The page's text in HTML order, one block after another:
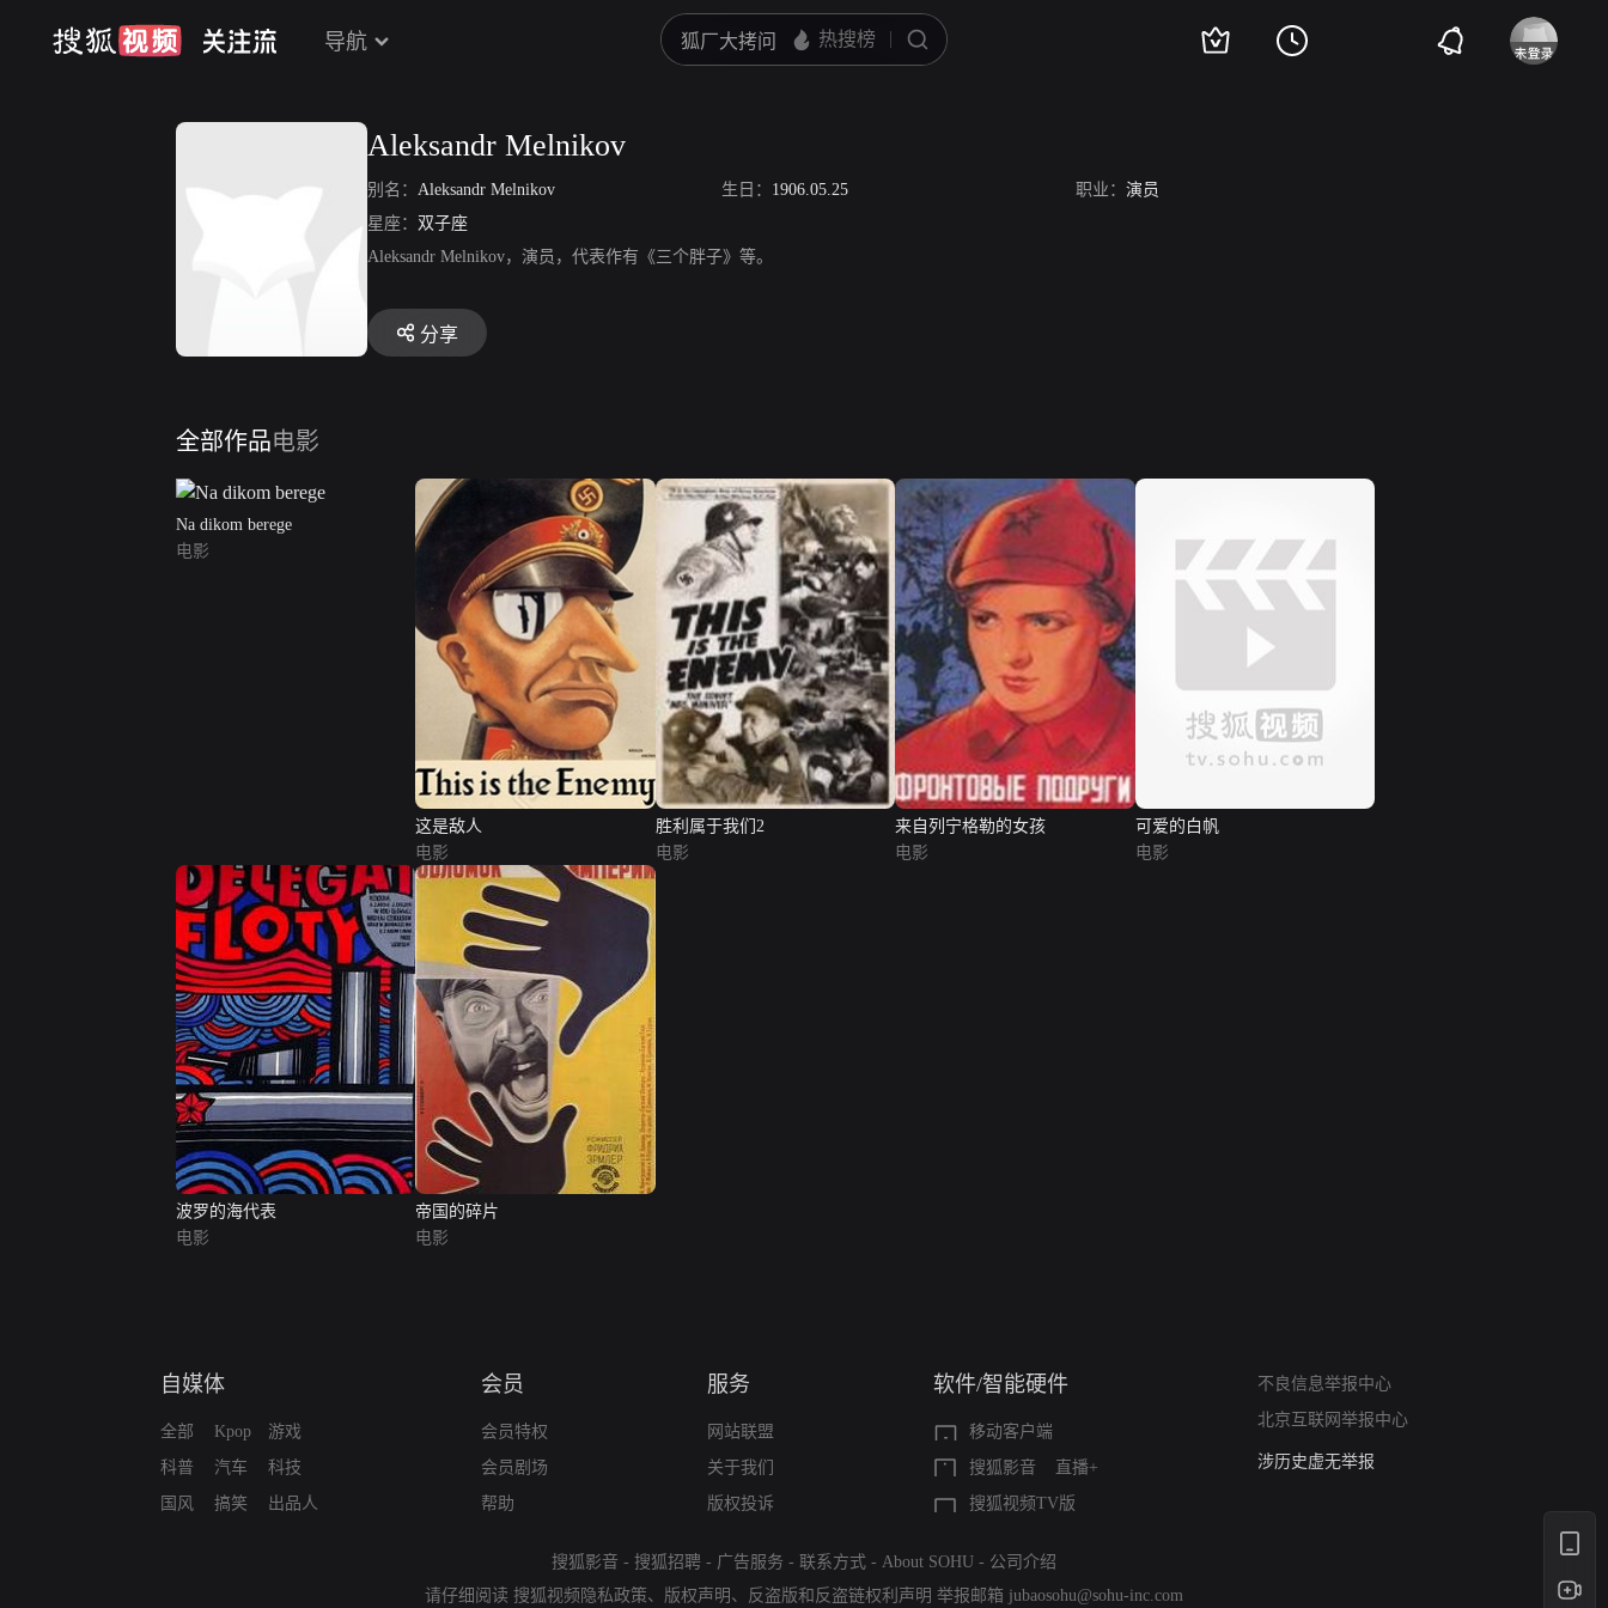
导航
Aleksandr Melnikov
别名： Aleksandr Melnikov 生日： 1906.05.25 职业： 演员
星座： 双子座
Aleksandr Melnikov，演员，代表作有《三个胖子》等。
分享
全部作品电影
Na dikom berege
电影
这是敌人
电影
胜利属于我们2
电影
来自列宁格勒的女孩
电影
可爱的白帆
电影
波罗的海代表
电影
帝国的碎片
电影
自媒体
全部
科普
国风
Kpop
汽车
搞笑
游戏
科技
出品人
会员
会员特权
会员剧场
帮助
服务
网站联盟
关于我们
版权投诉
软件/智能硬件
移动客户端
搜狐影音
直播+
搜狐视频TV版
不良信息举报中心
北京互联网举报中心
亚运会举报专区
涉历史虚无举报
搜狐影音 - 搜狐招聘 - 广告服务 - 联系方式 - About SOHU - 公司介绍
请仔细阅读 搜狐视频隐私政策、 版权声明 、 反盗版和反盗链权利声明 举报邮箱 jubaosohu@sohu-inc.com